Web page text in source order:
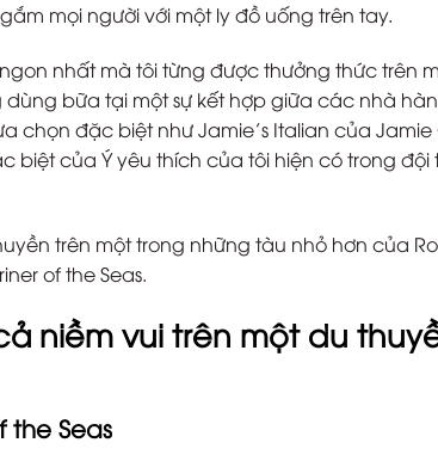
mọi người với một ly đồ uống trên tay.
nhất mà tôi từng được thưởng thức trên
bữa tại một sự kết hợp giữa các nhà
chọn đặc biệt như Jamie’s Italian của Jamie
của Ý yêu thích của tôi hiện có trong đội
trên một trong những tàu nhỏ hơn của
of the Seas.
niềm vui trên một du
Seas